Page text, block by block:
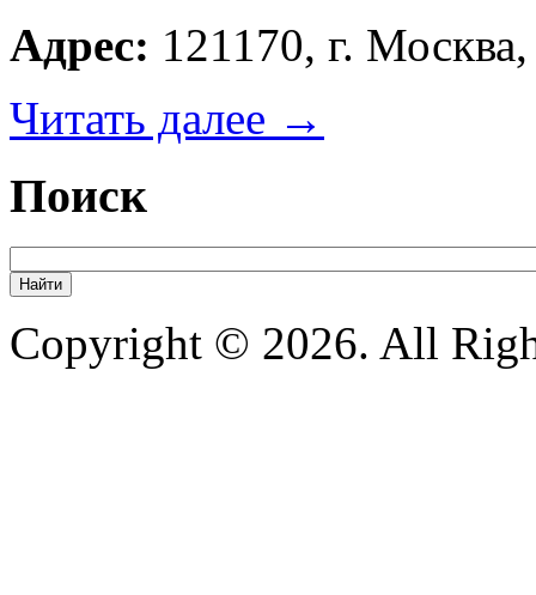
Адрес: 121170, г.
Читать далее →
Поиск
Copyright © 2026. All